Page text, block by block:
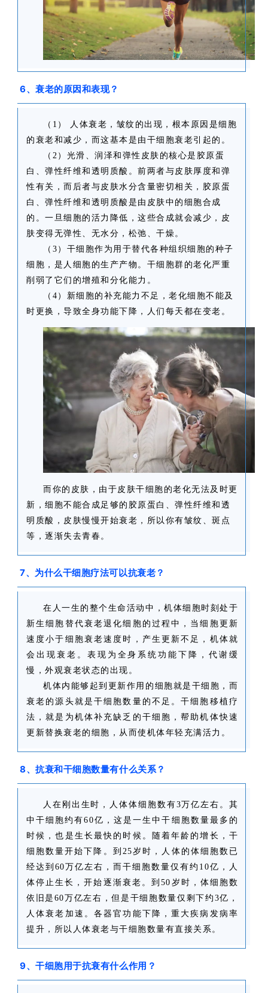
6、衰老的原因和表现？
（1） 人体衰老，皱纹的出现，根本原因是细胞
的衰老和减少，而这基本是由干细胞衰老引起的。
（2）光滑、润泽和弹性皮肤的核心是胶原蛋
白、弹性纤维和透明质酸。前两者与皮肤厚度和弹
性有关，而后者与皮肤水分含量密切相关，胶原蛋
白、弹性纤维和透明质酸是由皮肤中的细胞合成
的。一旦细胞的活力降低，这些合成就会减少，皮
肤变得无弹性、无水分，松弛、干燥。
（3）干细胞作为用于替代各种组织细胞的种子
细胞，是人细胞的生产产物。干细胞群的老化严重
削弱了它们的增殖和分化能力。
（4）新细胞的补充能力不足，老化细胞不能及
时更换，导致全身功能下降，人们每天都在变老。
而你的皮肤，由于皮肤干细胞的老化无法及时更
新，细胞不能合成足够的胶原蛋白、弹性纤维和透
明质酸，皮肤慢慢开始衰老，所以你有皱纹、斑点
等，逐渐失去青春。
7、为什么干细胞疗法可以抗衰老？
在人一生的整个生命活动中，机体细胞时刻处于
新生细胞替代衰老退化细胞的过程中，当细胞更新
速度小于细胞衰老速度时，产生更新不足，机体就
会出现衰老。表现为全身系统功能下降，代谢缓
慢，外观衰老状态的出现。
机体内能够起到更新作用的细胞就是干细胞，而
衰老的源头就是干细胞数量的不足。干细胞移植疗
法，就是为机体补充缺乏的干细胞，帮助机体快速
更新替换衰老的细胞，从而使机体年轻充满活力。
8、抗衰和干细胞数量有什么关系？
人在刚出生时，人体体细胞数有3万亿左右。其
中干细胞约有60亿，这是一生中干细胞数量最多的
时候，也是生长最快的时候。随着年龄的增长，干
细胞数量开始下降。到25岁时，人体的体细胞数已
经达到60万亿左右，而干细胞数量仅有约10亿，人
体停止生长，开始逐渐衰老。到50岁时，体细胞数
依旧是60万亿左右，但是干细胞数量仅剩下约3亿，
人体衰老加速。各器官功能下降，重大疾病发病率
提升，所以人体衰老与干细胞数量有直接关系。
9、干细胞用于抗衰有什么作用？